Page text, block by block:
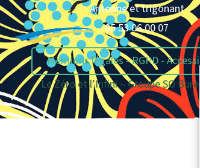
Antonne et trigonant
05 53 06 00 07
Mentions légales - RGPD -
Le Zéro et l’Infini – Groupe SO